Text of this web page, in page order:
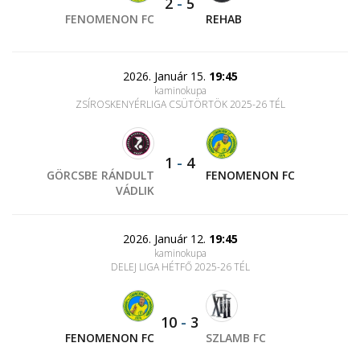
FENOMENON FC REHAB
2026. Január 15. 19:45
kaminokupa
ZSÍROSKENYÉRLIGA CSÜTÖRTÖK 2025-26 TÉL
GÖRCSBE RÁNDULT
VÁDLIK
1 - 4
FENOMENON FC
2026. Január 12. 19:45
kaminokupa
DELEJ LIGA HÉTFŐ 2025-26 TÉL
FENOMENON FC
10 - 3
SZLAMB FC